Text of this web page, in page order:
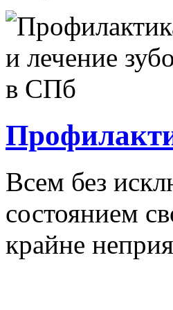
Всем без
состоянием
крайне